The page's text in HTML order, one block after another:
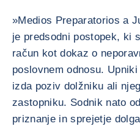
»Medios Preparatorios a
je predsodni postopek, ki
račun kot dokaz o
poslovnem odnosu.
izda poziv dolžniku ali
zastopniku. Sodnik nato
priznanje in sprejetje